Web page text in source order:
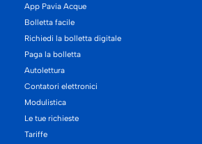
App Pavia Acque
Bolletta facile
Richiedi la bolletta digitale
Paga la bolletta
Autolettura
Contatori elettronici
Modulistica
Le tue richieste
Tariffe